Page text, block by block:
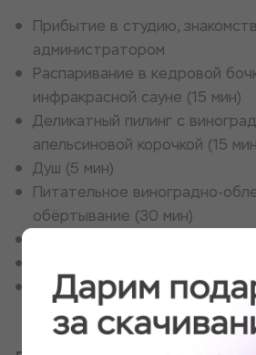
Прибытие в студию,
администратором
Распаривание в кедровой
инфракрасной сауне (15 мин)
Деликатный пилинг с
апельсиновой корочкой (15
Душ (5 мин)
Питательное виноградно-
обёртывание (30 мин)
Чайная церемония с
мин)